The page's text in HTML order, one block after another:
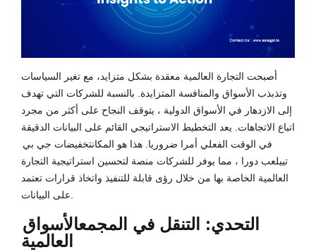
أصبحت التجارة العالمية معقدة بشكل متزايد، مع تغير السياسات
وتذبذب الأسواق والمنافسة المتزايدة. بالنسبة للشركات التي تهدف
إلى الازدهار في الأسواق الدولية ، يتوقف النجاح على أكثر من مجرد
اتباع الاتجاهات. يعد التخطيط الاستراتيجي القائم على البيانات الدقيقة
في الوقت الفعلي أمرا ضروريا. هذا هو المكانتخفيضات جي بي
تييلعب دورا ، مما يوفر للشركات منصة لتحسين استراتيجية التجارة
العالمية الخاصة بها من خلال رؤى قابلة للتنفيذ واتخاذ قرارات تعتمد
على البيانات.
التحدي: التنقل في المجمعالأسواق
العالمية